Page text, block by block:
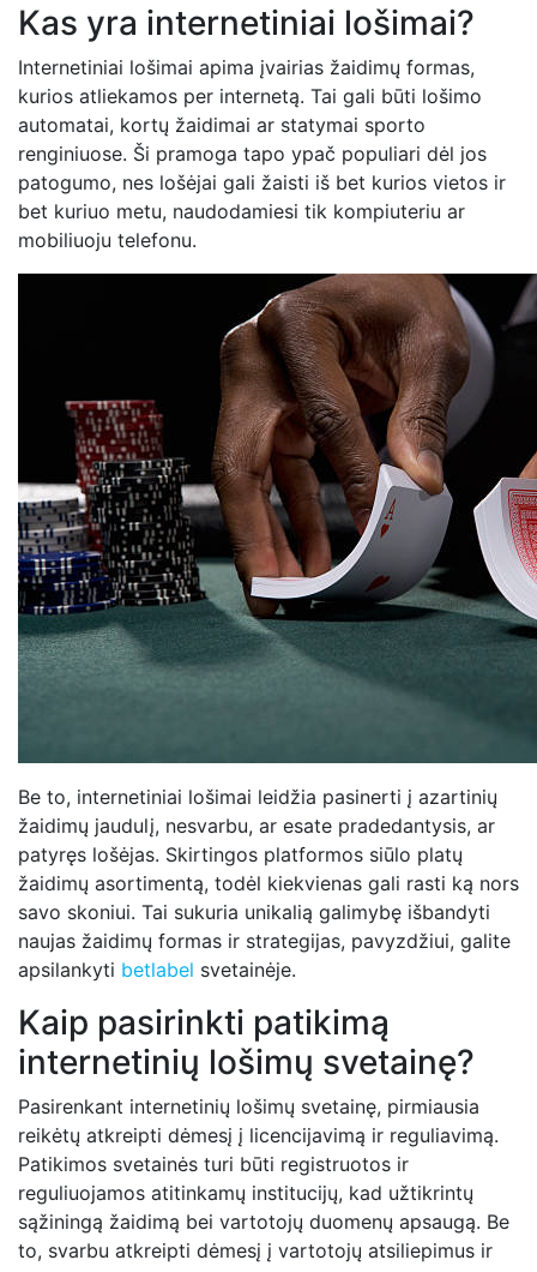
Kas yra internetiniai lošimai?
Internetiniai lošimai apima įvairias žaidimų formas,
kurios atliekamos per internetą. Tai gali būti lošimo
automatai, kortų žaidimai ar statymai sporto
renginiuose. Ši pramoga tapo ypač populiari dėl jos
patogumo, nes lošėjai gali žaisti iš bet kurios vietos ir
bet kuriuo metu, naudodamiesi tik kompiuteriu ar
mobiliuoju telefonu.
Be to, internetiniai lošimai leidžia pasinerti į azartinių
žaidimų jaudulį, nesvarbu, ar esate pradedantysis, ar
patyręs lošėjas. Skirtingos platformos siūlo platų
žaidimų asortimentą, todėl kiekvienas gali rasti ką nors
savo skoniui. Tai sukuria unikalią galimybę išbandyti
naujas žaidimų formas ir strategijas, pavyzdžiui, galite
apsilankyti betlabel svetainėje.
Kaip pasirinkti patikimą
internetinių lošimų svetainę?
Pasirenkant internetinių lošimų svetainę, pirmiausia
reikėtų atkreipti dėmesį į licencijavimą ir reguliavimą.
Patikimos svetainės turi būti registruotos ir
reguliuojamos atitinkamų institucijų, kad užtikrintų
sąžiningą žaidimą bei vartotojų duomenų apsaugą. Be
to, svarbu atkreipti dėmesį į vartotojų atsiliepimus ir